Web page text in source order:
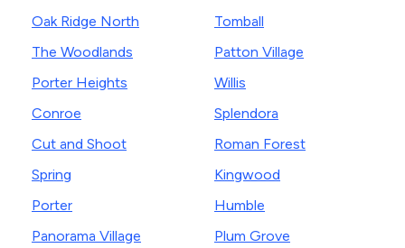
Oak Ridge North
The Woodlands
Porter Heights
Conroe
Cut and Shoot
Spring
Porter
Panorama Village
Tomball
Patton Village
Willis
Splendora
Roman Forest
Kingwood
Humble
Plum Grove